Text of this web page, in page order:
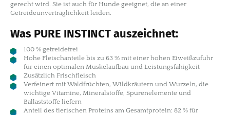
gerecht wird. Sie ist auch für Hunde geeignet, die an einer
Getreideunverträglichkeit leiden.
Was PURE INSTINCT auszeichnet:
100 % getreidefrei
Hohe Fleischanteile bis zu 63 % mit einer hohen Eiweißzufuhr
für einen optimalen Muskelaufbau und Leistungsfähigkeit
Zusätzlich Frischfleisch
Verfeinert mit Waldfrüchten, Wildkräutern und Wurzeln, die
wichtige Vitamine, Mineralstoffe, Spurenelemente und
Ballaststoffe liefern
Anteil des tierischen Proteins am Gesamtprotein: 82 % für